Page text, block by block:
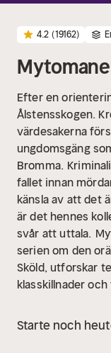
4.2 (19162)
Efter en
Ålstensskogen.
värdesakerna
ungdomsgäng
Bromma.
fallet innan
känsla av att det
är det hennes
svår att uttala.
serien om den
Sköld, utforskar
klasskillnader
Sarenbrant firar
Starte noch